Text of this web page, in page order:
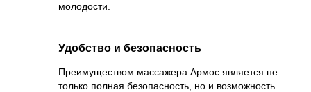
молодости.
Удобство и безопасность
Преимуществом массажера Армос является не
только полная безопасность, но и возможность